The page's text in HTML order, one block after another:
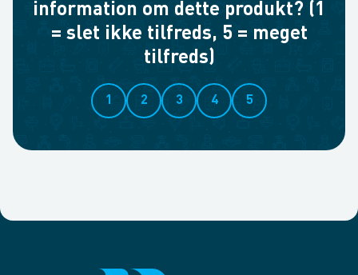
information om dette produkt? (1
= slet ikke tilfreds, 5 = meget
tilfreds)
1 2 3 4 5